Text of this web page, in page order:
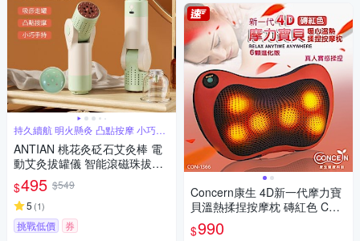
持久續航 明火懸灸 凸點按摩 小巧手
持
ANTIAN 桃花灸砭石艾灸棒 電
動艾灸拔罐儀 智能滾磁珠拔罐
按摩儀 吸罐艾灸器
$495 $549
5 (1)
挑戰低價 券
Concern康生 4D新一代摩力寶
貝溫熱揉捏按摩枕 磚紅色 CON
-1366
$990